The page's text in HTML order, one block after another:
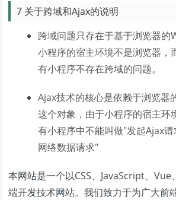
7 关于跨域和Ajax的说明
跨域问题只存在于基于浏览器的
小程序的宿主环境不是浏览器，
有小程序不存在跨域的问题。
Ajax技术的核心是依赖于浏览
这个对象，由于小程序的宿主环
有小程序中不能叫做"发起Ajax
网络数据请求"
本网站是一个以CSS、JavaScript、
端开发技术网站。我们致力于为广大前